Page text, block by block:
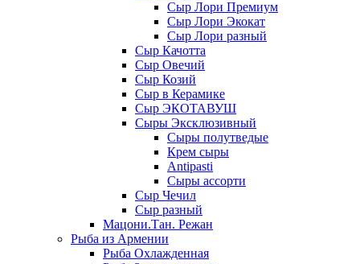
Сыр Лори Премиум
Сыр Лори Экокат
Сыр Лори разный
Сыр Качотта
Сыр Овечий
Сыр Козий
Сыр в Керамике
Сыр ЭКОТАВУШ
Сыры Эксклюзивный
Сыры полутведые
Крем сыры
Antipasti
Сыры ассорти
Сыр Чечил
Сыр разный
Мацони.Тан. Режан
Рыба из Армении
Рыба Охлажденная